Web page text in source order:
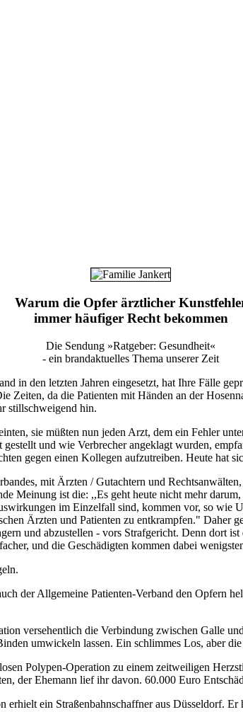
Warum die Opfer ärztlicher
immer häufiger Recht bekommen
Die Sendung »Ratgeber: Gesundheit«
- ein brandaktuelles Thema unserer Zeit
in den letzten Jahren eingesetzt, hat Ihre Fälle
Zeiten, da die Patienten mit Händen an der
still­schweigend hin.
sie müßten nun jeden Arzt, dem ein Fehler
und wie Verbrecher angeklagt wurden,
gegen einen Kollegen aufzutreiben. Heute hat
mit Ärzten / Gutachtern und
Meinung ist die: ,,Es geht heute nicht mehr
im Einzelfall sind, kommen vor, so wie
Ärzten und Patienten zu entkrampfen." Daher
und abzustellen - vors Strafgericht. Denn dort ist
und die Geschädigten kommen dabei
der All­gemeine Patienten-Verband den Opfern
versehentlich die Verbindung zwischen Galle
umwickeln lassen. Ein schlimmes Los, aber
Polypen-Operation zu einem zeitweiligen
der Ehemann lief ihr davon. 60.000 Euro
ein Straßenbahnschaffner aus Düsseldorf.